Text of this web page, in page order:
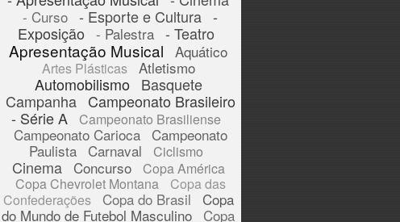
- Curso - Esporte e Cultura -
Exposição - Palestra - Teatro
Apresentação Musical Aquático
Artes Plásticas Atletismo
Automobilismo
Basquete
Campanha Campeonato Brasileiro
- Série A
Campeonato Brasiliense
Campeonato Carioca
Campeonato
Paulista Carnaval Ciclismo
Cinema Concurso
Copa América
Copa Chevrolet Montana
Copa das
Confederações
Copa do Brasil Copa
do Mundo de Futebol Masculino Copa